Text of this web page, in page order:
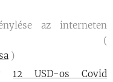
az interneten
(
)
12 USD-os Covid